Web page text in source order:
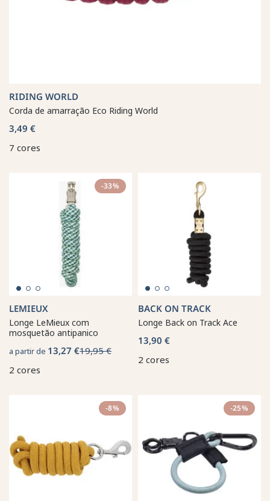
RIDING WORLD
Corda de amarração Eco Riding World
3,49 €
7 cores
-33%
LEMIEUX
Longe LeMieux com
mosquetão antipanico
a partir de 13,27 €19,95 €
2 cores
BACK ON TRACK
Longe Back on Track Ace
13,90 €
2 cores
-8% -25%